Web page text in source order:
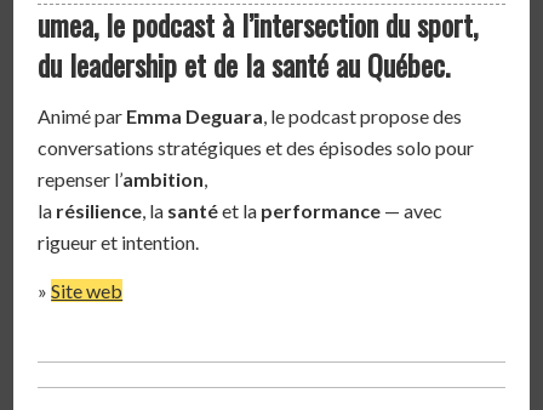
umea, le podcast à l’intersection du sport,
du leadership et de la santé au Québec.
Animé par Emma Deguara, le podcast propose des
conversations stratégiques et des épisodes solo pour
repenser l’ambition,
la résilience, la santéet la performance — avec
rigueur et intention.
»Site web